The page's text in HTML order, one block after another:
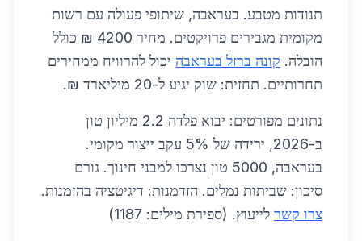
תנודות מטבע. בעראבה, שיתופי פעולה עם רשות
מקומית מגבירים פרויקטים. מחיר 4200 ₪ כולל
הובלה. קונה ברזל בעראבה יכול להרוויח ממחירים
תחרותיים. תחזית: שוק יגיע ל-20 מיליארד ₪.
נתונים מפורטים: יבוא פלדה 2.2 מיליון טון
ב-2026, ירידה של 5% עקב ייצור מקומי.
בעראבה, 5000 טון נצרכו למבני חינוך. גורם
סיכון: שביתות נמלים. הזדמנות: דיגיטציה בהזמנות.
צרו קשר לייעוץ. (ספירת מילים: 1187)